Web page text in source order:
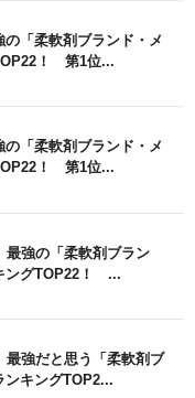
の「柔軟剤ブランド・メ
！ 第1位...
の「柔軟剤ブランド・メ
！ 第1位...
最強の「柔軟剤ブラン
ングTOP22！ ...
最強だと思う「柔軟剤ブ
ンキングTOP2...